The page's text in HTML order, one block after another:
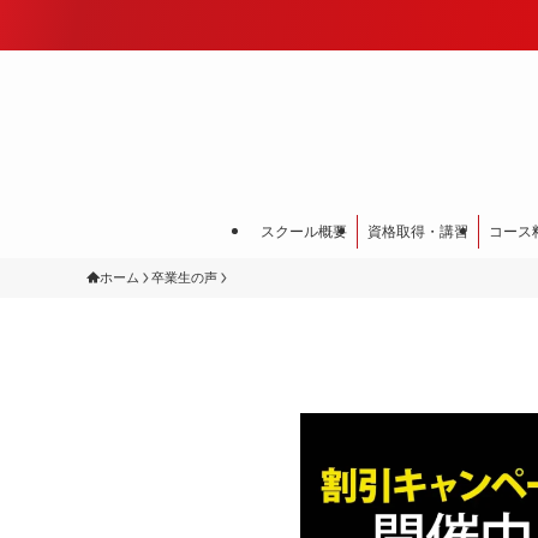
スクール概要 資格取得・講習 コース
ホーム 卒業生の声